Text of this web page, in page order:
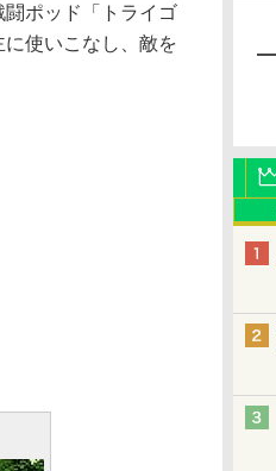
ポッド「トライゴ
使いこなし、敵を